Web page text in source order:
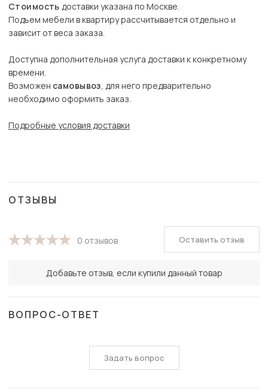
Стоимость доставки указана по Москве.
Подъем мебели в квартиру рассчитывается отдельно и
зависит от веса заказа.
Доступна дополнительная услуга доставки к конкретному
времени.
Возможен самовывоз, для него предварительно
необходимо оформить заказ.
Подробные условия доставки
ОТЗЫВЫ
0 отзывов
Добавьте отзыв, если купили данный товар
Оставить отзыв
ВОПРОС-ОТВЕТ
Задать вопрос